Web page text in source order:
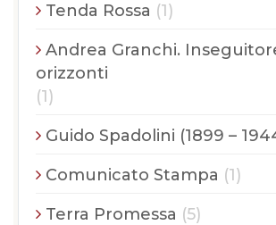
Tenda Rossa (1)
Andrea Granchi.
orizzonti
(1)
Guido Spadolini (1899 –
Comunicato Stampa (1)
Terra Promessa (5)